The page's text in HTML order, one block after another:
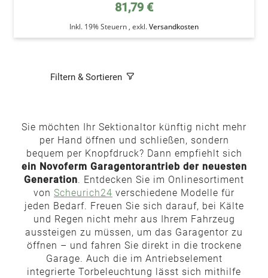
81,79 €
Inkl. 19% Steuern , exkl.Versandkosten
Filtern & Sortieren
Sie möchten Ihr Sektionaltor künftig nicht mehr
per Hand öffnen und schließen, sondern
bequem per Knopfdruck? Dann empfiehlt sich
ein Novoferm Garagentorantrieb der neuesten
Generation. Entdecken Sie im Onlinesortiment
von Scheurich24 verschiedene Modelle für
jeden Bedarf. Freuen Sie sich darauf, bei Kälte
und Regen nicht mehr aus Ihrem Fahrzeug
aussteigen zu müssen, um das Garagentor zu
öffnen – und fahren Sie direkt in die trockene
Garage. Auch die im Antriebselement
integrierte Torbeleuchtung lässt sich mithilfe